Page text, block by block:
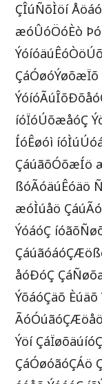
ÇÎúÑõÌöí
æóÛóÖóÈò
íóÏóÚõæåóÇ
ÍóÊøóì
ÇáúãõÓõæÍö
ßóÃóäúÊóäö
æóÌúåö
ÝóáóÇ
åóÐóÇ
ÝõáóÇäõ
Ýöí
ÇáÓøóãóÇÁö